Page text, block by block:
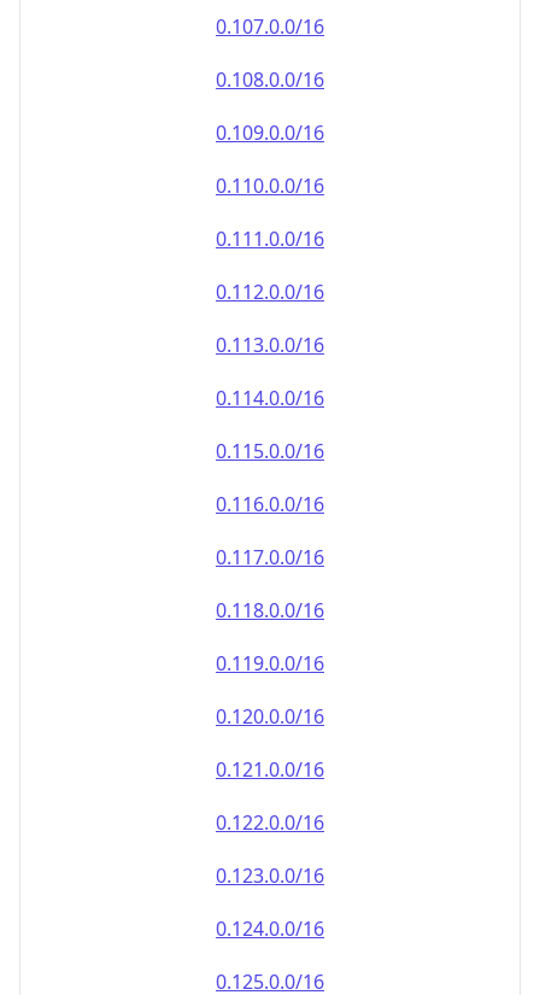
0.107.0.0/16
0.108.0.0/16
0.109.0.0/16
0.110.0.0/16
0.111.0.0/16
0.112.0.0/16
0.113.0.0/16
0.114.0.0/16
0.115.0.0/16
0.116.0.0/16
0.117.0.0/16
0.118.0.0/16
0.119.0.0/16
0.120.0.0/16
0.121.0.0/16
0.122.0.0/16
0.123.0.0/16
0.124.0.0/16
0.125.0.0/16